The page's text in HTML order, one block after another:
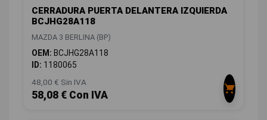
CERRADURA PUERTA DELANTERA IZQUIERDA
BCJHG28A118
MAZDA 3 BERLINA (BP)
OEM: BCJHG28A118
ID: 1180065
48,00 € Sin IVA
58,08 € Con IVA